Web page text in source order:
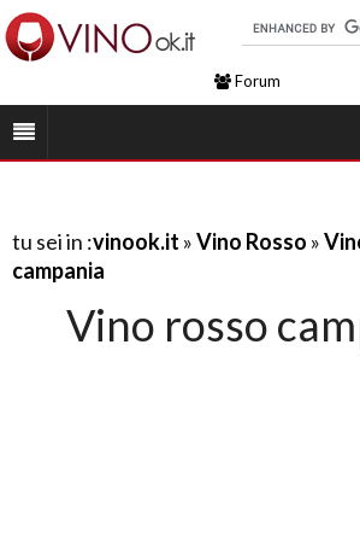
Forum
tu sei in :vinook.it »Vino Rosso »
campania
Vino rosso